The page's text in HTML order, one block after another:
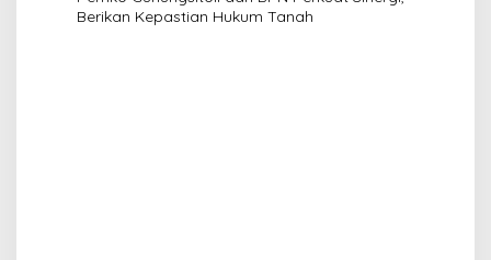
Berikan Kepastian Hukum Tanah